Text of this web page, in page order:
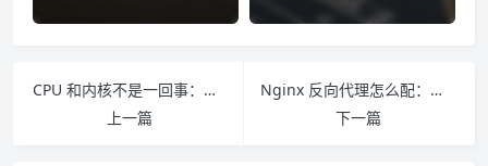
CPU 和内核不是一回事：从阻塞 IO 到非阻塞 IO 怎么理解
上一篇
Nginx 反向代理怎么配：先搞懂 location、proxy_pass 尾斜杠和 root/alias
下一篇